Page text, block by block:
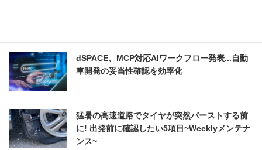
dSPACE、MCP対応AIワークフロー発表...自動
車開発の妥当性確認を効率化
猛暑の高速道路でタイヤが突然バーストする前
に! 出発前に確認したい5項目~Weeklyメンテナ
ンス~